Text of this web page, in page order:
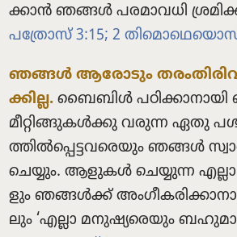
ക്കാൻ ഞങ്ങൾ പരമാ​വധി
പത്രോസ്‌ 3:15; 2 തിമൊ​ഥെ​യൊസ്‌
ഞങ്ങൾ ആരോ​ടും
ക്കില്ല. ബൈബിൾ
മീറ്റി​ങ്ങു​കൾക്കു വരുന്ന ഏതു
ത്തിൽപ്പെ​ട്ട​വ​രെ​യും ഞങ്ങൾ
ചെയ്യും. ആളുകൾ ചെയ്യുന്ന എല്ലാ
ളും ഞങ്ങൾക്ക്‌
ലും ‘എല്ലാ മനുഷ്യ​രെ​യും